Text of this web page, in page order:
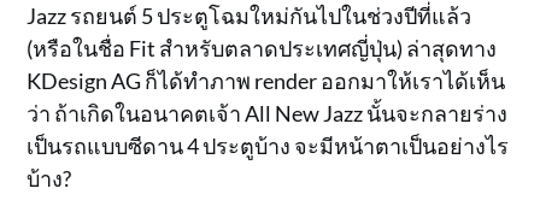
Jazz รถยนต์ 5 ประตูโฉมใหม่กันไปในช่วงปีที่แล้ว
(หรือในชื่อ Fit สำหรับตลาดประเทศญี่ปุ่น) ล่าสุดทาง
KDesign AG ก็ได้ทำภาพ render ออกมาให้เราได้เห็น
ว่า ถ้าเกิดในอนาคตเจ้า All New Jazz นั้นจะกลายร่าง
เป็นรถแบบซีดาน 4 ประตูบ้าง จะมีหน้าตาเป็นอย่างไร
บ้าง?